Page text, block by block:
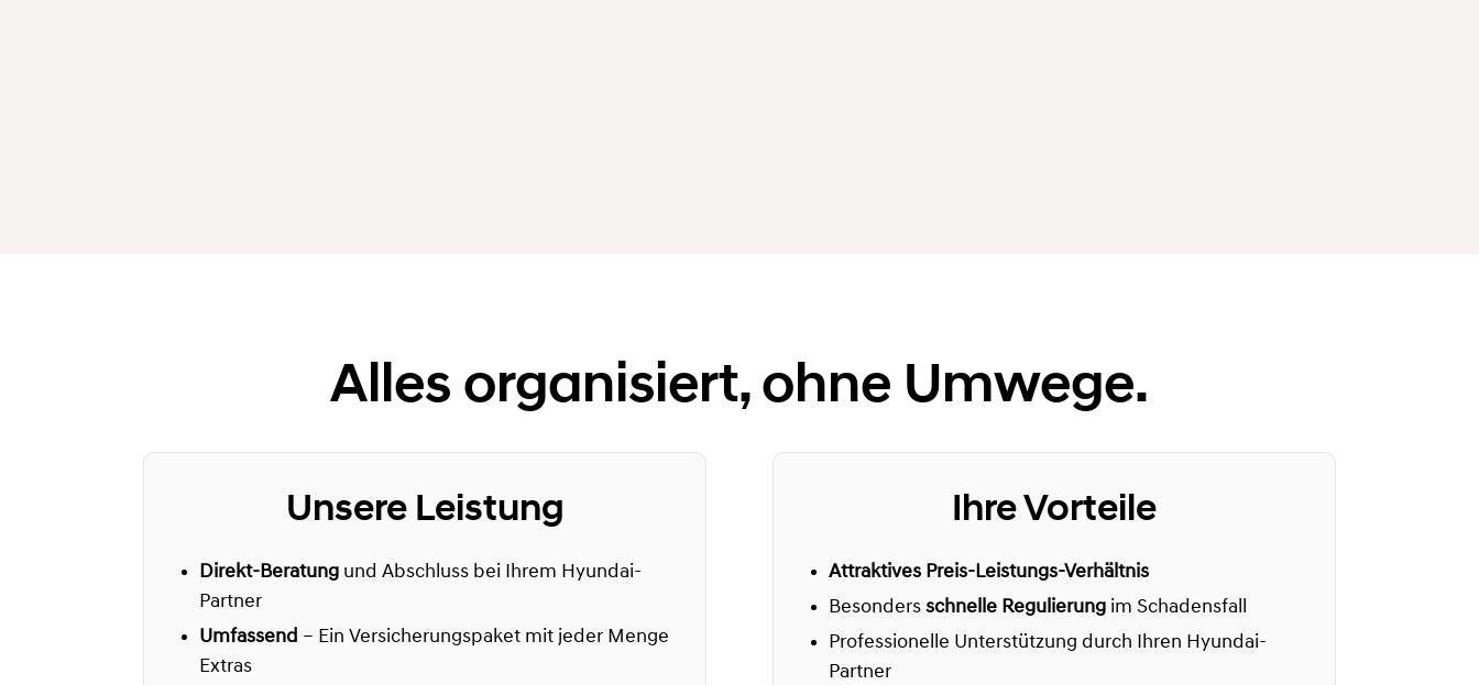
Alles organisiert, ohne Umwege.
Unsere Leistung
Direkt-Beratung und Abschluss bei Ihrem Hyundai-
Partner
Umfassend – Ein Versicherungspaket mit jeder Menge
Extras
Ihre Vorteile
Attraktives Preis-Leistungs-Verhältnis
Besonders schnelle Regulierung im Schadensfall
Professionelle Unterstützung durch Ihren Hyundai-
Partner